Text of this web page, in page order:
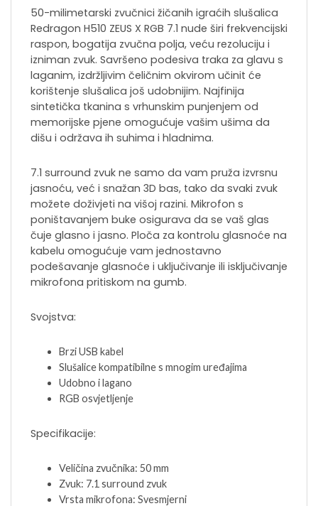
50-milimetarski zvučnici žičanih igraćih slušalica
Redragon H510 ZEUS X RGB 7.1 nude širi frekvencijski
raspon, bogatija zvučna polja, veću rezoluciju i
izniman zvuk. Savršeno podesiva traka za glavu s
laganim, izdržljivim čeličnim okvirom učinit će
korištenje slušalica još udobnijim. Najfinija
sintetička tkanina s vrhunskim punjenjem od
memorijske pjene omogućuje vašim ušima da
dišu i održava ih suhima i hladnima.
7.1 surround zvuk ne samo da vam pruža izvrsnu
jasnoću, već i snažan 3D bas, tako da svaki zvuk
možete doživjeti na višoj razini. Mikrofon s
poništavanjem buke osigurava da se vaš glas
čuje glasno i jasno. Ploča za kontrolu glasnoće na
kabelu omogućuje vam jednostavno
podešavanje glasnoće i uključivanje ili isključivanje
mikrofona pritiskom na gumb.
Svojstva:
Brzi USB kabel
Slušalice kompatibilne s mnogim uređajima
Udobno i lagano
RGB osvjetljenje
Specifikacije:
Veličina zvučnika: 50 mm
Zvuk: 7.1 surround zvuk
Vrsta mikrofona: Svesmjerni